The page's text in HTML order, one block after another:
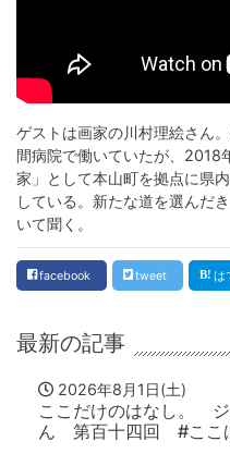
ゲストは画家の川村理絵さん
間病院で働いていたが、2018
家」として本山町を拠点に県
している。新たな道を選んだ
いて聞く。
facebook tweet は
最新の記事
2026年8月1日(土)
ここだけのはなし。
ん 第百十四回 #ここ